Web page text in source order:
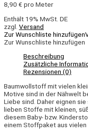
8,90 € pro Meter
Enthält 19% MwSt. DE
zzgl. Versand
Zur Wunschliste hinzufügen
Zur Wunschliste hinzufügen
Beschreibung
Zusätzliche
Rezensionen (0)
Baumwollstoff mit vielen
Motive sind in der Nähwelt
Liebe sind. Daher eignen
lieben Stoffe mit kleinen,
diesem Baby- bzw.
einem Stoffpaket aus vielen